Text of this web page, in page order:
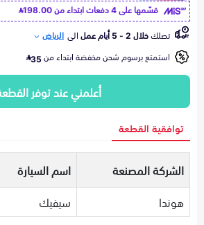
قسّمها على 4 دفعات ابتداء من
198.00
تصلكخلال 2 - 5 أيام عمل الى الرياض
استمتع برسوم شحن مخفضة ابتداء من35
أعلمني عند توفر
توافقية القطعة
الشركة المصنعة اسم السيارة
هوندا
سيفيك